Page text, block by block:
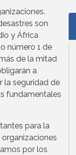
son
y África
número 1 de
de la mitad
a
la seguridad de
fundamentales
para la
por los